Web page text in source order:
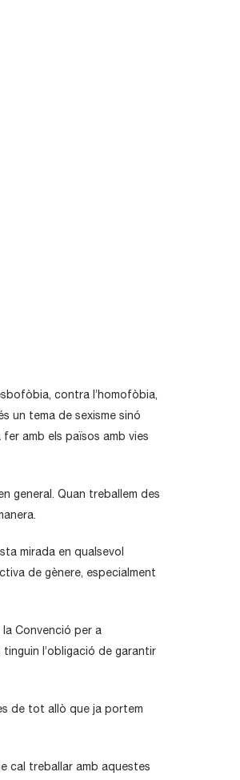
contra l’homofòbia,
un tema de sexisme sinó
amb els països amb vies
general. Quan treballem des
mirada en qualsevol
de gènere, especialment
Convenció per a
l’obligació de garantir
de tot allò que ja portem
cal treballar amb aquestes